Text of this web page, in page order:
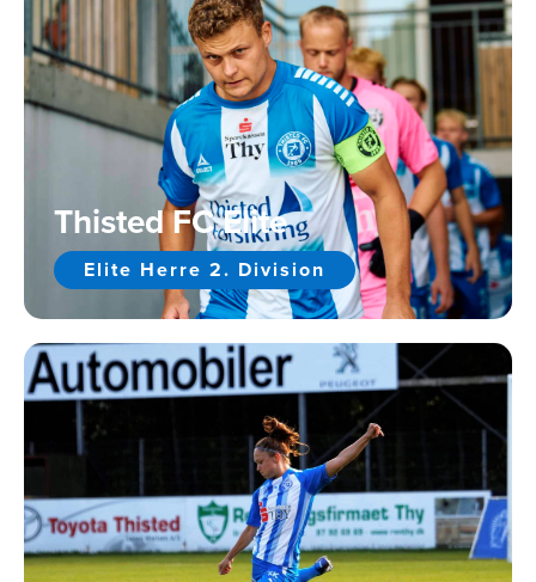
Thisted FC Elite
Elite Herre 2. Division